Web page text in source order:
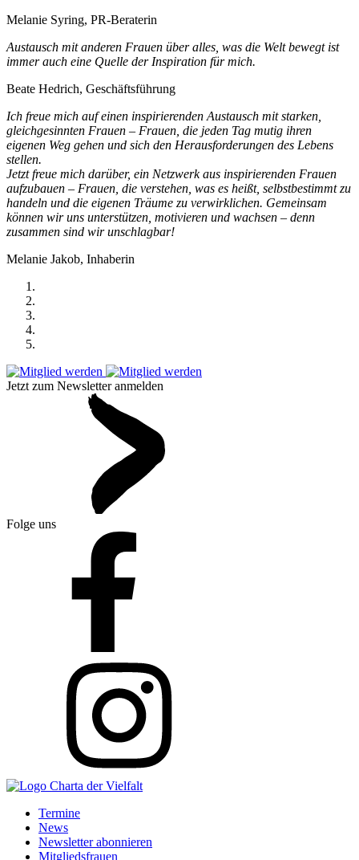
Melanie Syring, PR-Beraterin
Austausch mit anderen Frauen über alles, was die Welt bewegt ist
immer auch eine Quelle der Inspiration für mich.
Beate Hedrich, Geschäftsführung
Ich freue mich auf einen inspirierenden Austausch mit starken,
gleichgesinnten Frauen – Frauen, die jeden Tag mutig ihren
eigenen Weg gehen und sich den Herausforderungen des Lebens
stellen.
Jetzt freue mich darüber, ein Netzwerk aus inspirierenden Frauen
aufzubauen – Frauen, die verstehen, was es heißt, selbstbestimmt zu
handeln und die eigenen Träume zu verwirklichen. Gemeinsam
können wir uns unterstützen, motivieren und wachsen – denn
zusammen sind wir unschlagbar!
Melanie Jakob, Inhaberin
Jetzt zum Newsletter anmelden
Folge uns
Termine
News
Newsletter abonnieren
Mitgliedsfrauen